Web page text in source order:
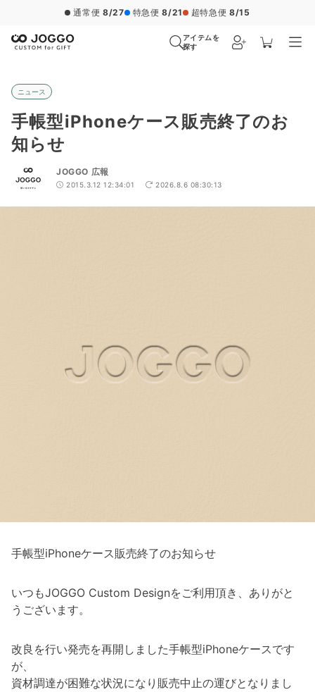
通常便 8/27 特急便 8/21 超特急便 8/15
アイテムを
探す
ニュース
手帳型iPhoneケース販売終了のお
知らせ
JOGGO 広報
2015.3.12 12:34:01 2026.8.6 08:30:13
手帳型iPhoneケース販売終了のお知らせ
いつもJOGGO Custom Designをご利用頂き、ありがと
うございます。
改良を行い発売を再開しました手帳型iPhoneケースです
が、
資材調達が困難な状況になり販売中止の運びとなりまし